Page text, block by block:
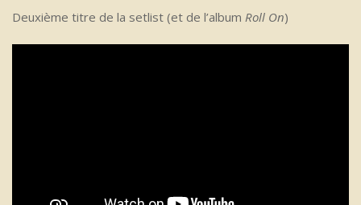
Deuxième titre de la setlist (et de l’album Roll On)